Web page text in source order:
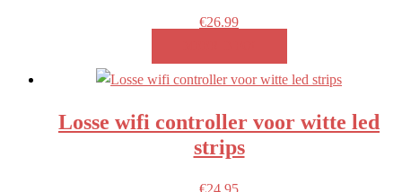
€26.99
Losse wifi controller voor witte led
strips